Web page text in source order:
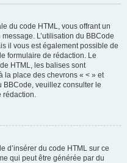
du code HTML, vous offrant un
L’utilisation du BBCode
il vous est également possible de
formulaire de rédaction. Le
HTML, les balises sont
la place des chevrons « < » et
BBCode, veuillez consulter le
rédaction.
d’insérer du code HTML sur ce
qui peut être générée par du